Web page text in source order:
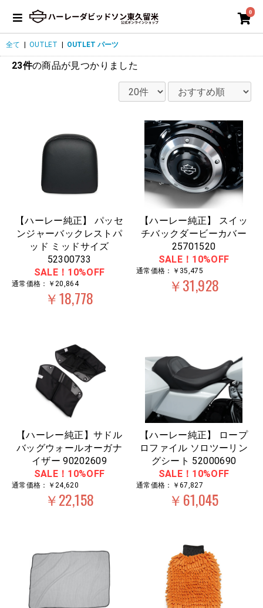
0
全て OUTLET OUTLET パーツ
23件の商品が見つかりました
【ハーレー純正】 パッセ
ンジャーバックレストパ
ッド ミッドサイズ
52300733
SALE！10%OFF
通常価格：￥20,864
￥18,778
【ハーレー純正】 スイッ
チバックダービーカバー
25701520
SALE！10%OFF
通常価格：￥35,475
￥31,928
【ハーレー純正】サドル
バッグウォールオーガナ
イザー 90202609
SALE！10%OFF
通常価格：￥24,620
￥22,158
【ハーレー純正】 ロープ
ロファイル ソロツーリン
グシート 52000690
SALE！10%OFF
通常価格：￥67,827
￥61,045